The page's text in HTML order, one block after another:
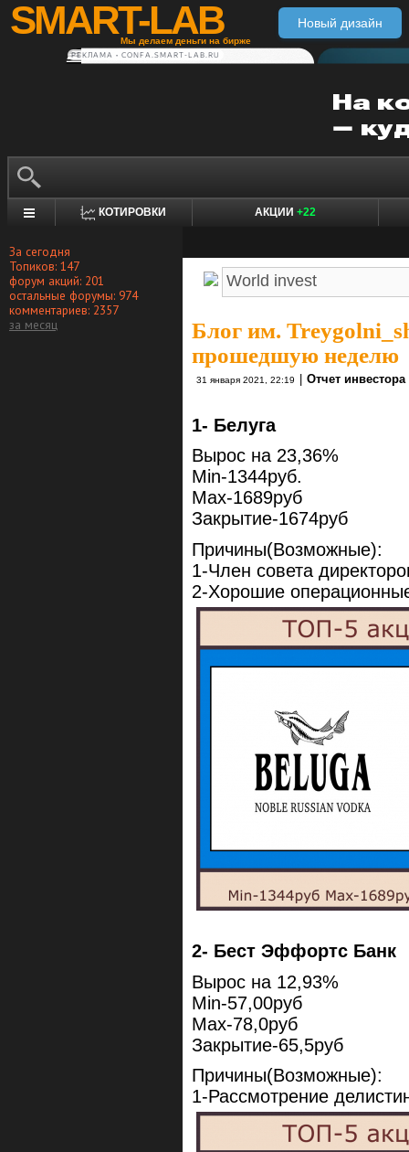
SMART-LAB
Мы делаем деньги на бирже
Новый дизайн
РЕКЛАМА • CONFA.SMART-LAB.RU
КОТИРОВКИ АКЦИИ +22
За сегодня
Топиков: 147
форум акций: 201
остальные форумы: 974
комментариев: 2357
за месяц
Блог им.
прошедшую неделю
31 января 2021, 22:19 Отчет инвестора
1- Белуга
Вырос на 23,36%
Min-1344руб.
Max-1689руб
Закрытие-1674руб
Причины(Возможные):
1-Член совета
2-Хорошие
2- Бест Эффортс Банк
Вырос на 12,93%
Min-57,00руб
Max-78,0руб
Закрытие-65,5руб
Причины(Возможные):
1-Рассмотрение